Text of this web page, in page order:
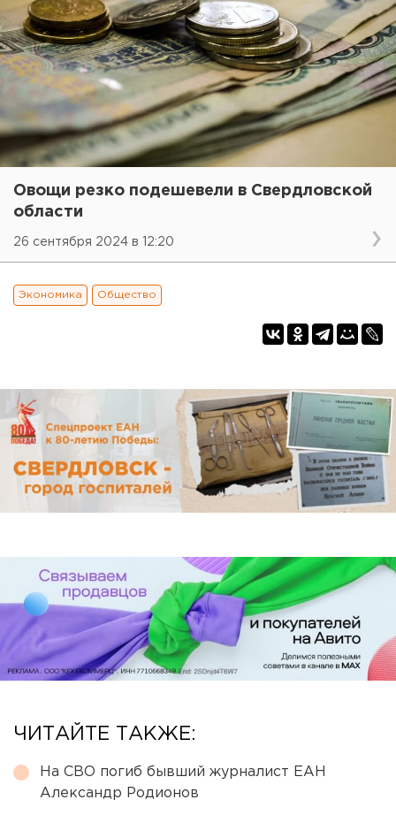
Овощи резко подешевели в Свердловской
области
26 сентября 2024 в 12:20
Экономика Общество
ЧИТАЙТЕ ТАКЖЕ:
На СВО погиб бывший журналист ЕАН
Александр Родионов